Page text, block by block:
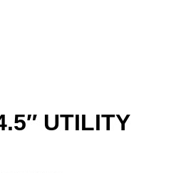
UTILITY